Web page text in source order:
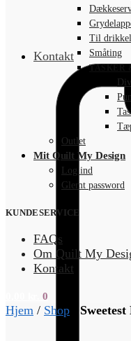
Kontakt
Til
Småting
TASKER
Outlet
Mit Quilt My Design
Log ind
Glemt password
KUNDESERVICE
FAQs
Om Quilt My
Kontakt
0
Hjem / Shop